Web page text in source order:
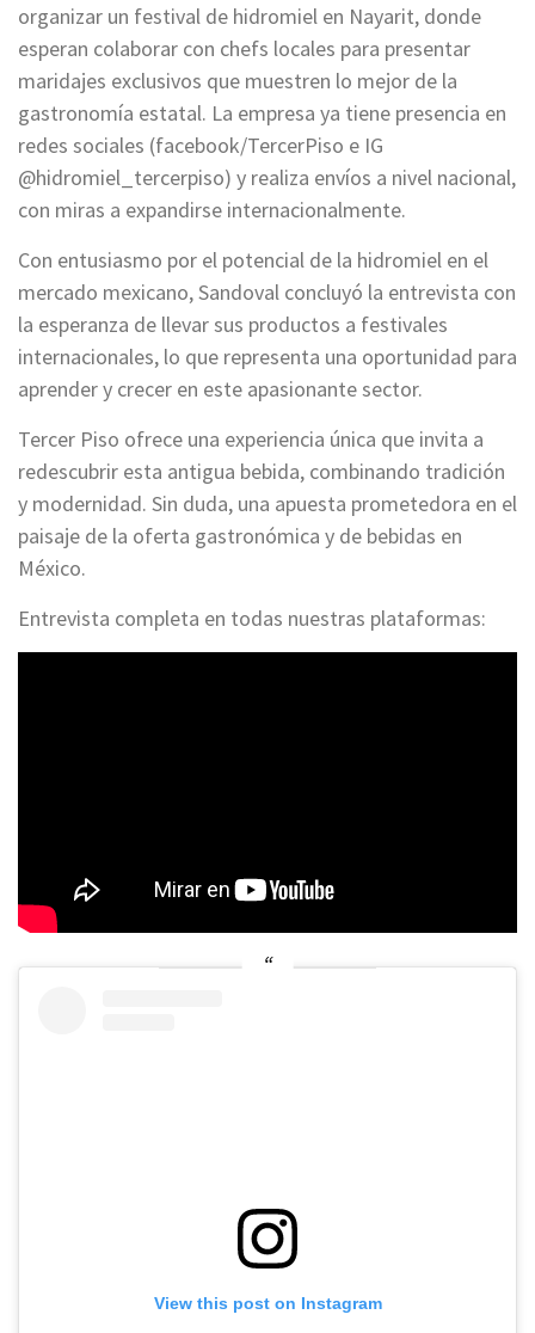
organizar un festival de hidromiel en Nayarit, donde
esperan colaborar con chefs locales para presentar
maridajes exclusivos que muestren lo mejor de la
gastronomía estatal. La empresa ya tiene presencia en
redes sociales (facebook/TercerPiso e IG
@hidromiel_tercerpiso) y realiza envíos a nivel nacional,
con miras a expandirse internacionalmente.
Con entusiasmo por el potencial de la hidromiel en el
mercado mexicano, Sandoval concluyó la entrevista con
la esperanza de llevar sus productos a festivales
internacionales, lo que representa una oportunidad para
aprender y crecer en este apasionante sector.
Tercer Piso ofrece una experiencia única que invita a
redescubrir esta antigua bebida, combinando tradición
y modernidad. Sin duda, una apuesta prometedora en el
paisaje de la oferta gastronómica y de bebidas en
México.
Entrevista completa en todas nuestras plataformas:
View this post on Instagram